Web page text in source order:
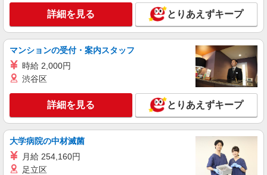
キープ 詳細を見る
職業紹介
株式会社kotrio /●SW-S-2021990
≪河辺駅≫定着率高い人気のデイサービススタ
ッフ★残業少なめ
【正社員】月給240,000〜400,000円 ・基本
給：200,000円〜220,000円 ・資格手当：10,000〜
善手当：20,000〜60,000円（勤続年数、保有資格
により変動） ・固定残業手当：20,000円（10時
間） ※固定残業時間を超過する場合には超過勤務
詳細を見る
詳細を見る とりあえずキープ
マンションの受付・案内スタッフ
時給 2,000円
渋谷区
詳細を見る とりあえずキープ
大学病院の中材滅菌
月給 254,160円
足立区